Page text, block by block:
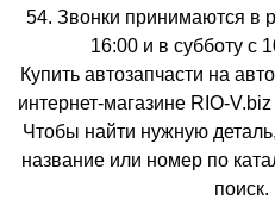
54. Звонки принимаются в
16:00 и в субботу с
Купить автозапчасти на
интернет-магазине RIO-
Чтобы найти нужную
название или номер по
поиск.